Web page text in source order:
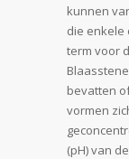
kunnen
die enkele
term voor
bevatten
vormen
(pH) van